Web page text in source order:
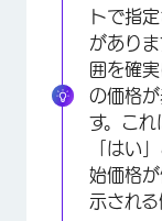
トで指
があり
囲を確
の価格
す。これ
「はい
始価格
示される